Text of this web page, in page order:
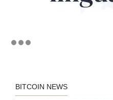
BITCOIN NEWS